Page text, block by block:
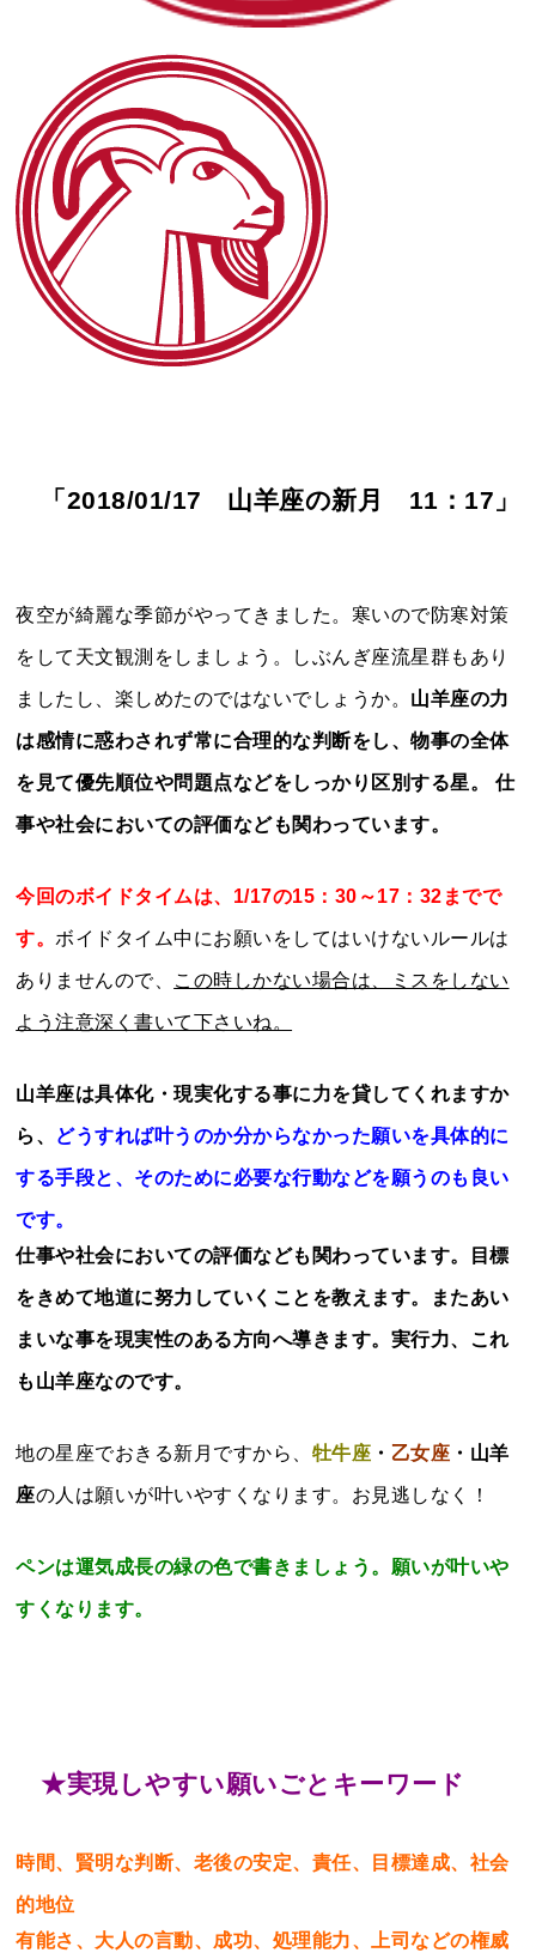
「2018/01/17 山羊座の新月 11：17」
夜空が綺麗な季節がやってきました。寒いので防寒対策
をして天文観測をしましょう。しぶんぎ座流星群もあり
ましたし、楽しめたのではないでしょうか。 山羊座の力
は感情に惑わされず常に合理的な判断をし、物事の全体
を見て優先順位や問題点などをしっかり区別する星。 仕
事や社会においての評価なども関わっています。
今回のボイドタイムは、1/17の15：30～17：32までで
す。 ボイドタイム中にお願いをしてはいけないルールは
ありませんので、 この時しかない場合は、ミスをしない
よう注意深く書いて下さいね。
山羊座は具体化・現実化する事に力を貸してくれますか
ら、 どうすれば叶うのか分からなかった願いを具体的に
する手段と、そのために必要な行動などを願うのも良い
です。
仕事や社会においての評価なども関わっています。目標
をきめて地道に努力していくことを教えます。またあい
まいな事を現実性のある方向へ導きます。実行力、これ
も山羊座なのです。
地の星座でおきる新月ですから、 牡牛座 ・ 乙女座 ・山羊
座の人は願いが叶いやすくなります。お見逃しなく！
ペンは運気成長の緑の色で書きましょう。願いが叶いや
すくなります。
★実現しやすい願いごとキーワード
時間、賢明な判断、老後の安定、責任、目標達成、社会
的地位
有能さ、大人の言動、成功、処理能力、上司などの権威